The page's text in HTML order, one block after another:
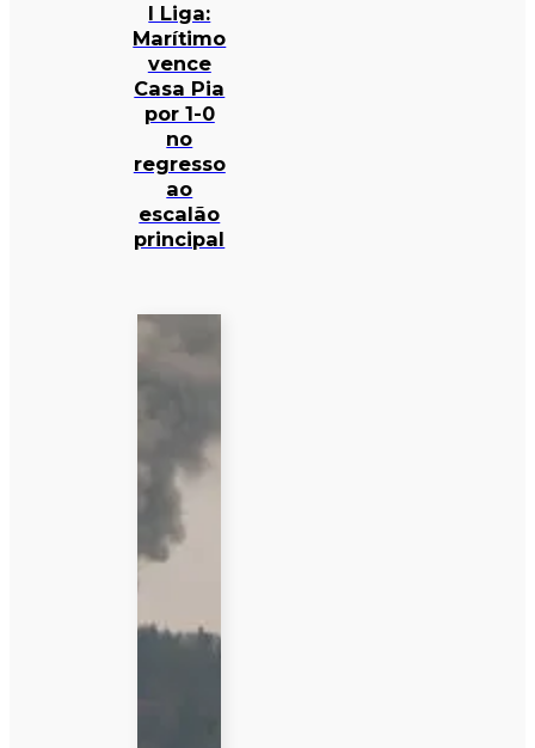
I Liga:
Marítimo
vence
Casa Pia
por 1-0
no
regresso
ao
escalão
principal